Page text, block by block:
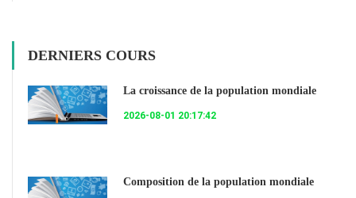
DERNIERS COURS
La croissance de la population mondiale
2026-08-01 20:17:42
Composition de la population mondiale